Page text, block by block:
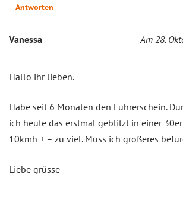
Antworten
Vanessa Am 28.
Hallo ihr lieben.
Habe seit 6 Monaten den Führerschein.
ich heute das erstmal geblitzt in einer
10kmh + – zu viel. Muss ich größeres
Liebe grüsse